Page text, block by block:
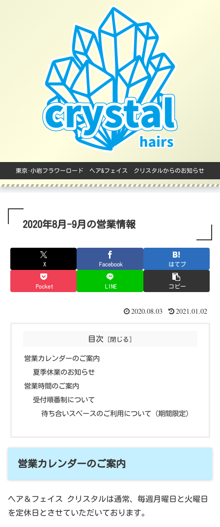
東京･小岩フラワーロード ヘア&フェイス クリスタルからのお知らせ
2020年8月-9月の営業情報
X Facebook はてブ
Pocket LINE コピー
2020.08.03 2021.01.02
目次
営業カレンダーのご案内
夏季休業のお知らせ
営業時間のご案内
受付順番制について
待ち合いスペースのご利用について（期間限定）
営業カレンダーのご案内
ヘア＆フェイス クリスタルは通常、毎週月曜日と火曜日
を定休日とさせていただいております。